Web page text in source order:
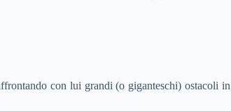
con lui grandi (o giganteschi) ostacoli in